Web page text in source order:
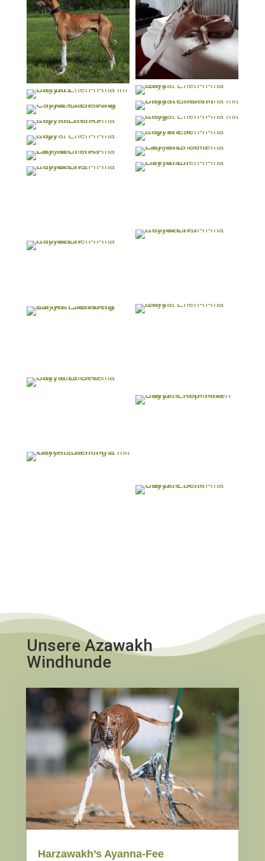
Unsere Azawakh
Windhunde
Harzawakh’s Ayanna-Fee